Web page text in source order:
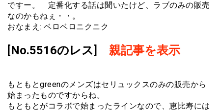
ですー。 定番化する話は聞いたけど、ラブのみの販売
なのかもねぇ・・。
おなまえ: ベロベロニクニク
[No.5516のレス] 親記事を表示
もともとgreenのメンズはセリュックスのみの販売から
始まったものですからね。
もともとがコラボで始まったラインなので、恵比寿には